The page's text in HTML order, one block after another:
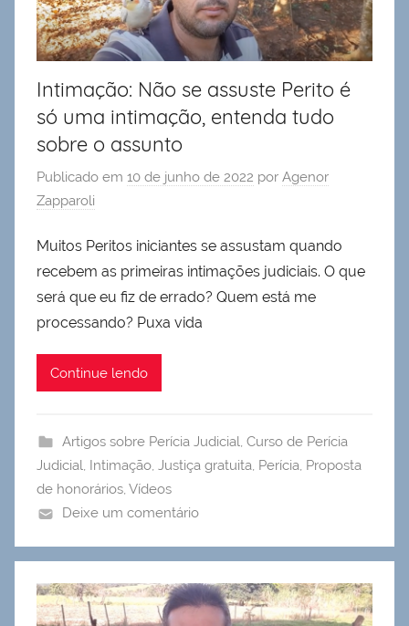
Intimação: Não se assuste Perito é
só uma intimação, entenda tudo
sobre o assunto
Publicado em 10 de junho de 2022 por Agenor
Zapparoli
Muitos Peritos iniciantes se assustam quando
recebem as primeiras intimações judiciais. O que
será que eu fiz de errado? Quem está me
processando? Puxa vida
Continue lendo
Artigos sobre Perícia Judicial, Curso de Perícia
Judicial, Intimação, Justiça gratuita, Perícia, Proposta
de honorários, Vídeos
Deixe um comentário